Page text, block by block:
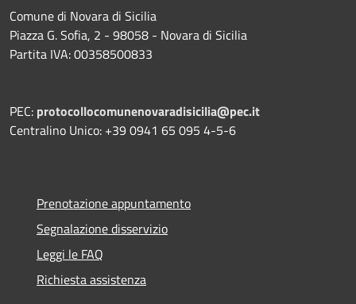
Comune di Novara di Sicilia
Piazza G. Sofia, 2 - 98058 - Novara di Sicilia
Partita IVA: 00358500833
PEC: protocollocomunenovaradisicilia@pec.it
Centralino Unico: +39 0941 65 095 4-5-6
Prenotazione appuntamento
Segnalazione disservizio
Leggi le FAQ
Richiesta assistenza